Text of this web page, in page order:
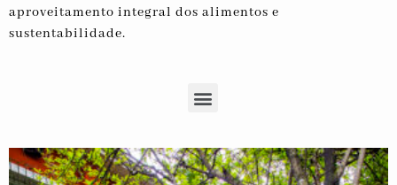
aproveitamento integral dos alimentos e
sustentabilidade.